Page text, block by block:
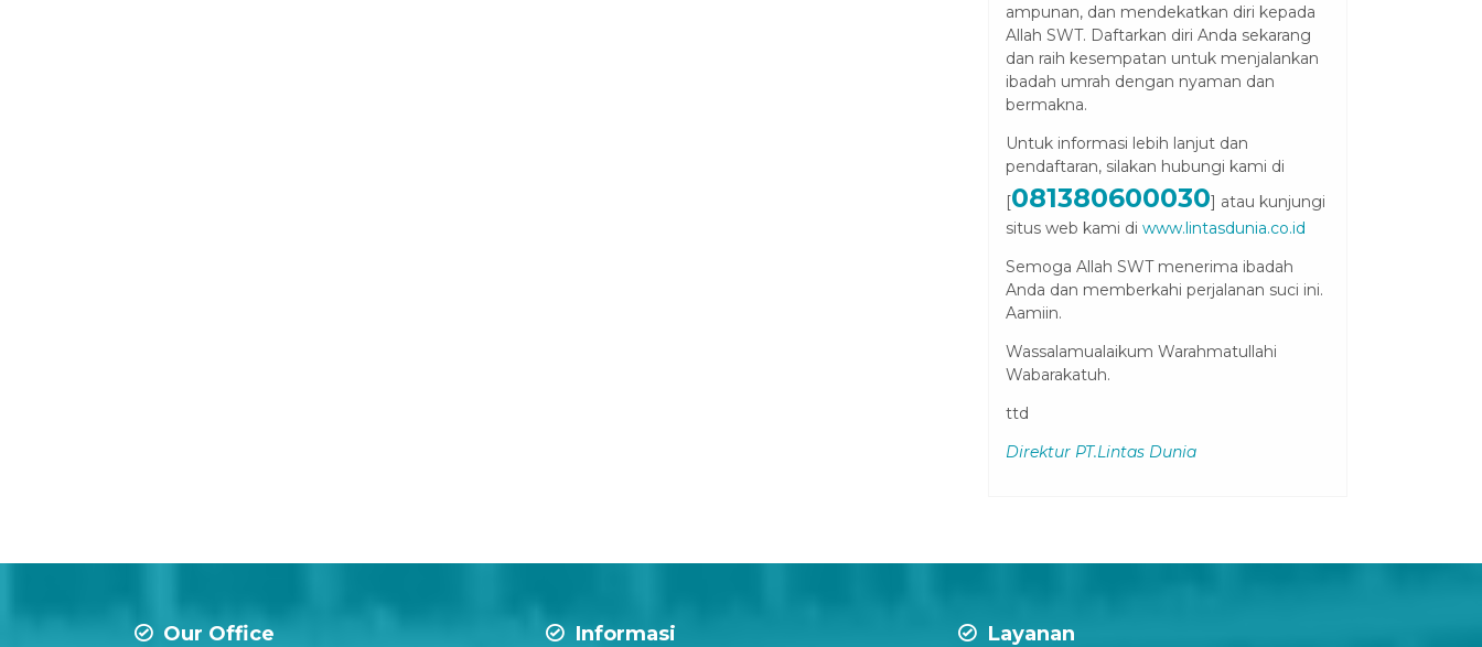
ampunan, dan mendekatkan diri kepada
Allah SWT. Daftarkan diri Anda sekarang
dan raih kesempatan untuk menjalankan
ibadah umrah dengan nyaman dan
bermakna.
Untuk informasi lebih lanjut dan
pendaftaran, silakan hubungi kami di
[081380600030] atau kunjungi
situs web kami di www.lintasdunia.co.id
Semoga Allah SWT menerima ibadah
Anda dan memberkahi perjalanan suci ini.
Aamiin.
Wassalamualaikum Warahmatullahi
Wabarakatuh.
ttd
Direktur PT.Lintas Dunia
Our Office Informasi Layanan